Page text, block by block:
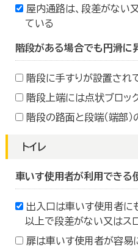
屋内通路は、段差がない
ている
階段がある場合でも円滑に
階段に手すりが設置され
階段上端には点状ブロッ
階段の路面と段端（端部
トイレ
車いす使用者が利用できる
出入口は車いす使用者に
以上で段差がない又はス
扉は車いす使用者が容易